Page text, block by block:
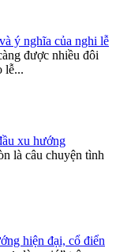
ý nghĩa của nghi lễ
được nhiều đôi
lễ...
xu hướng
là câu chuyện tình
hiện đại, cổ điển